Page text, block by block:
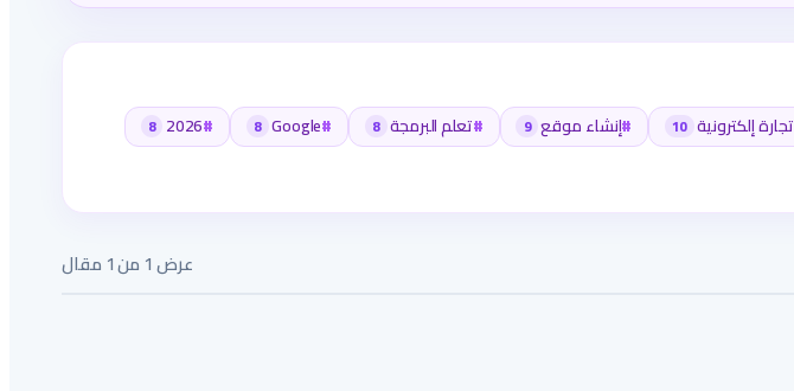
تجارة إلكترونية 10
#إنشاء موقع 9
#تعلم البرمجة 8
#
Google
8
#
2026
8
عرض 1 من 1 مقال